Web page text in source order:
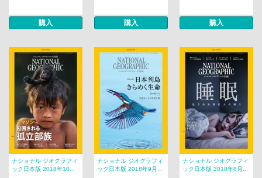
購入 購入 購入
ナショナル ジオグラフィ
ック日本版 2018年10...
ナショナル ジオグラフィ
ック日本版 2018年9月...
ナショナル ジオグラフィ
ック日本版 2018年8月...